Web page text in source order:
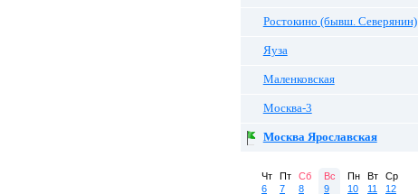
Ростокино (бывш. Северянин)
Яуза
Маленковская
Москва-3
Москва Ярославская
Чт
6
Пт
7
Сб
8
Вс
9
Пн
10
Вт
11
Ср
12